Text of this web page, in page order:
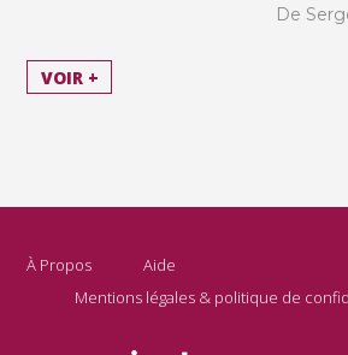
De
VOIR +
À Propos
Aide
Mentions légales & politique de